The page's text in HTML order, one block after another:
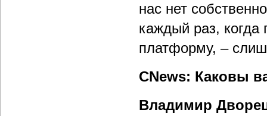
нас нет
каждый раз, когда
платформу, –
CNews: Каковы
Владимир